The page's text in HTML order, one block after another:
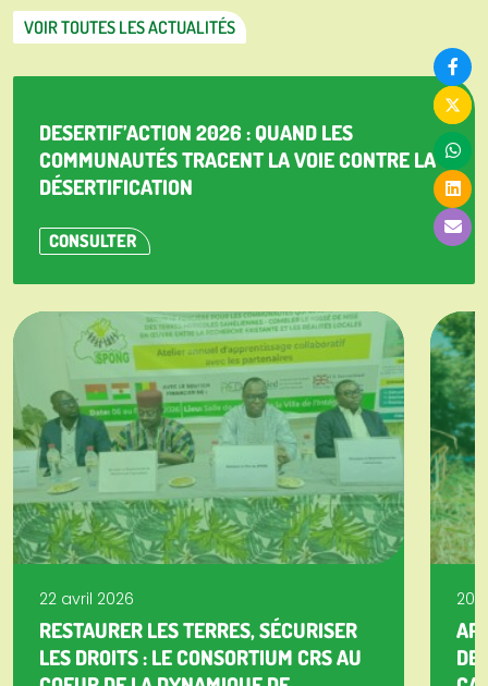
VOIR TOUTES LES ACTUALITÉS
DESERTIF’ACTION 2026 : QUAND LES
COMMUNAUTÉS TRACENT LA VOIE CONTRE LA
DÉSERTIFICATION
CONSULTER
22 avril 2026
RESTAURER LES TERRES, SÉCURISER
LES DROITS : LE CONSORTIUM CRS AU
20
DE